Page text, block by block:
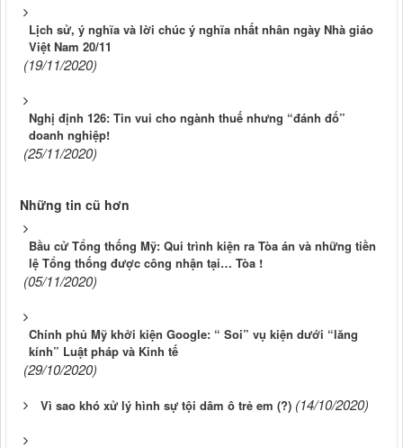
Lịch sử, ý nghĩa và lời chúc ý nghĩa nhất nhân ngày Nhà giáo
Việt Nam 20/11
(19/11/2020)
Nghị định 126: Tin vui cho ngành thuế nhưng “đánh đố”
doanh nghiệp!
(25/11/2020)
Những tin cũ hơn
Bầu cử Tổng thống Mỹ: Qui trình kiện ra Tòa án và những tiền
lệ Tổng thống được công nhận tại… Tòa !
(05/11/2020)
Chính phủ Mỹ khởi kiện Google: “ Soi” vụ kiện dưới “lăng
kính” Luật pháp và Kinh tế
(29/10/2020)
Vì sao khó xử lý hình sự tội dâm ô trẻ em (?) (14/10/2020)